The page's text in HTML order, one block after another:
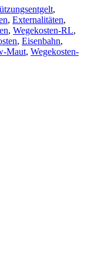
,
, Externalitäten,
, Wegekosten-RL,
, Eisenbahn,
Maut, Wegekosten-